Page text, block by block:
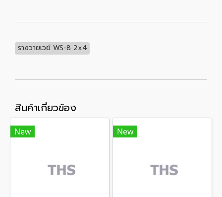
รางวายเวย์ WS-8 2x4
สินค้าเกี่ยวข้อง
New New